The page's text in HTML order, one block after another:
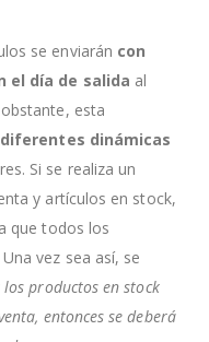
se enviarán con
el día de salida al
esta
dinámicas
Si se realiza un
y artículos en stock,
que todos los
vez sea así, se
productos en stock
entonces se deberá